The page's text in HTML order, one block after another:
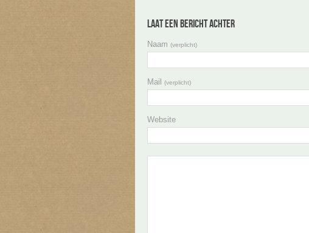
Laat een bericht achter
Naam (verplicht)
Mail (verplicht)
Website